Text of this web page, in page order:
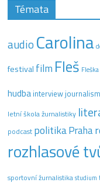
Témata
audio Carolina
festival film Fleš Fleška
hudba interview journalism
letní škola žurnalistiky
podcast politikaPraha
rozhlasové
sportovní žurnalistika studium